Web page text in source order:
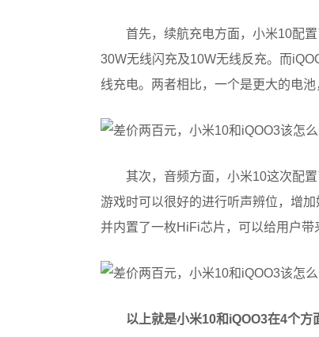
首先，续航充电方面，小米10配
30W无线闪充及10W无线反充。而
线充电。两者相比，一个是更大的电
其次，音频方面，小米10这次配
游戏时可以很好的进行听声辨位，增
并内置了一枚HiFi芯片，可以给用户带
以上就是小米10和iQOO3在4个方